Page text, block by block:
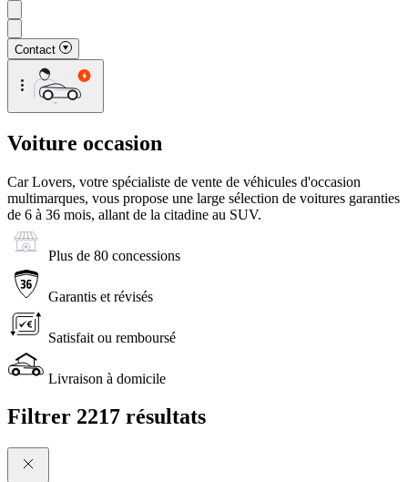
Contact
Voiture occasion
Car Lovers, votre spécialiste de vente de véhicules d'occasion
multimarques, vous propose une large sélection de voitures garanties
de 6 à 36 mois, allant de la citadine au SUV.
Plus de 80 concessions
Garantis et révisés
Satisfait ou remboursé
Livraison à domicile
Filtrer 2217 résultats